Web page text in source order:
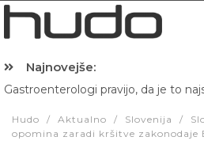
Najnovejše:
Gastroenterologi pravijo, da je to
Hudo / Aktualno / Slovenija /
opomina zaradi kršitve zakonodaje